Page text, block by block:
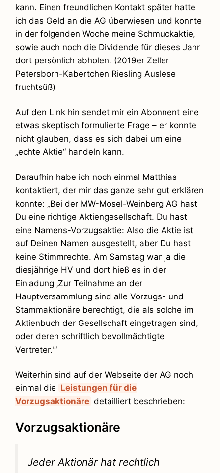
kann. Einen freundlichen Kontakt später hatte
ich das Geld an die AG überwiesen und konnte
in der folgenden Woche meine Schmuckaktie,
sowie auch noch die Dividende für dieses Jahr
dort persönlich abholen. (2019er Zeller
Petersborn-Kabertchen Riesling Auslese
fruchtsüß)
Auf den Link hin sendet mir ein Abonnent eine
etwas skeptisch formulierte Frage – er konnte
nicht glauben, dass es sich dabei um eine
„echte Aktie“ handeln kann.
Daraufhin habe ich noch einmal Matthias
kontaktiert, der mir das ganze sehr gut erklären
konnte: „Bei der MW-Mosel-Weinberg AG hast
Du eine richtige Aktiengesellschaft. Du hast
eine Namens-Vorzugsaktie: Also die Aktie ist
auf Deinen Namen ausgestellt, aber Du hast
keine Stimmrechte. Am Samstag war ja die
diesjährige HV und dort hieß es in der
Einladung ‚Zur Teilnahme an der
Hauptversammlung sind alle Vorzugs- und
Stammaktionäre berechtigt, die als solche im
Aktienbuch der Gesellschaft eingetragen sind,
oder deren schriftlich bevollmächtigte
Vertreter.'“
Weiterhin sind auf der Webseite der AG noch
einmal die Leistungen für die
Vorzugsaktionäre detailliert beschrieben:
Vorzugsaktionäre
Jeder Aktionär hat rechtlich